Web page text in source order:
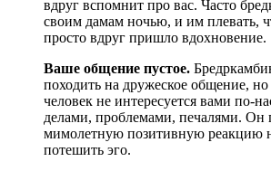
вдруг вспомнит про вас. Часто
своим дамам ночью, и им плевать,
просто вдруг пришло вдохновение.
Ваше общение пустое.
походить на дружеское общение, но
человек не интересуется вами по-
делами, проблемами, печалями. Он
мимолетную позитивную реакцию
потешить эго.